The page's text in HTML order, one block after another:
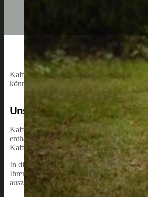
Kaffeetrinker aufgepasst: Wussten Sie,
können Sie ihn verwenden, um Ihre
Unsere Empfehlung:
Kaffeesatz enthält Nährstoffe wie
enthaltene organische Substanz zur
Kaffeesatz im Garten ist also nicht nur
In diesem Artikel werden wir uns näher
Ihrem Garten einsetzen können. Achten
auszuschöpfen.